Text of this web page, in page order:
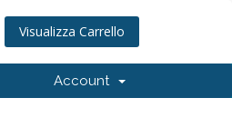
Visualizza Carrello
Account